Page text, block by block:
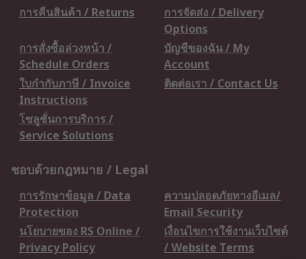
การคืนสินค้า / Returns
การจัดส่ง / Delivery
Options
การสั่งซื้อล่วงหน้า /
Schedule Orders
บัญชีของฉัน / My
Account
ใบกำกับภาษี / Invoice
Instructions
ติดต่อเรา / Contact Us
โซลูชั่นการบริการ /
Service Solutions
ชอบด้วยกฎหมาย / Legal
การรักษาข้อมูล / Data
Protection
ความปลอดภัยทางอีเมล/
Email Security
นโยบายของ RS Online /
Privacy Policy
เงื่อนไขการใช้งานเว็บไซต์
/ Website Terms